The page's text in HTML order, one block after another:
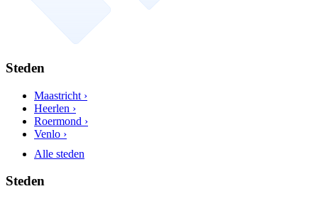
Steden
Maastricht ›
Heerlen ›
Roermond ›
Venlo ›
Alle steden
Steden